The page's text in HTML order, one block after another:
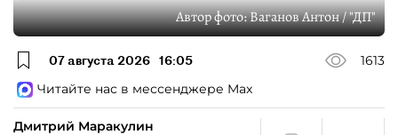
Автор фото:Ваганов Антон / "ДП"
07 августа 2026 16:05
1613
Читайте нас в мессенджере Max
Дмитрий Маракулин